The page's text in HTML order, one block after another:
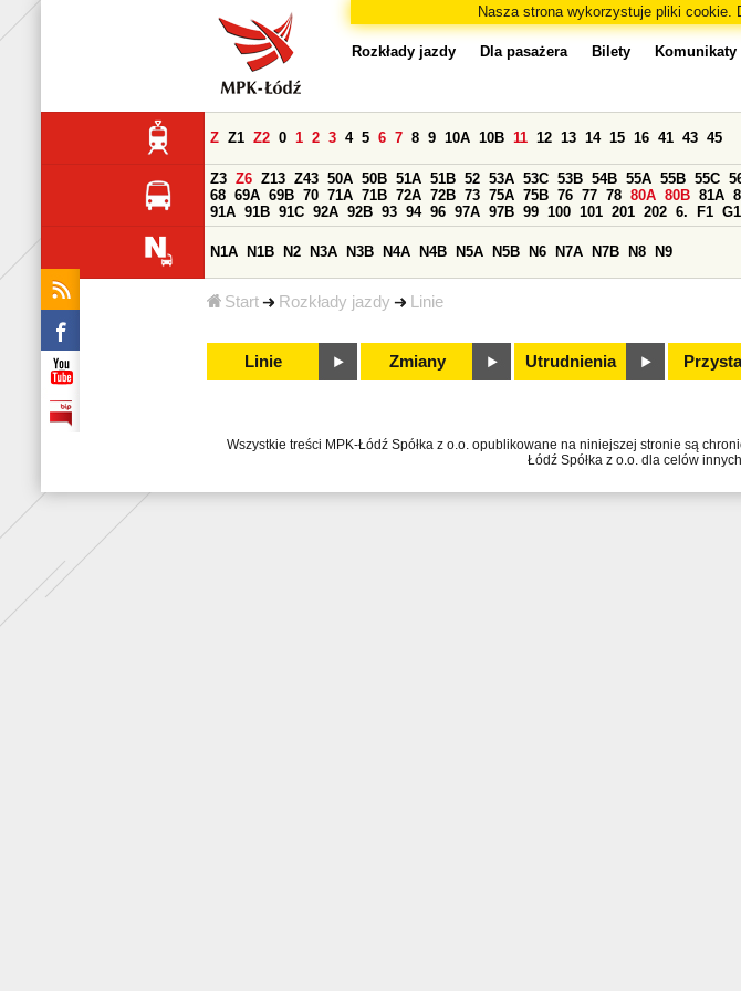
Nasza strona wykorzystuje pliki cookie.
Start Rozkłady jazdy Linie
Rozkłady jazdy Dla pasażera Bilety Komunikaty
Z Z1 Z2 0 1 2 3 4 5 6 7 8 9 10A 10B 11 12 13 14 15 16 41 43 45
Z3 Z6 Z13 Z43 50A 50B 51A 51B 52 53A 53C 53B 54B 55A 55B 55C
68 69A 69B 70 71A 71B 72A 72B 73 75A 75B 76 77 78 80A 80B 81A
91A 91B 91C 92A 92B 93 94 96 97A 97B 99 100 101 201 202 6. F1 G1
N1A N1B N2 N3A N3B N4A N4B N5A N5B N6 N7A N7B N8 N9
Linie Zmiany Utrudnienia
Wszystkie treści MPK-Łódź Spółka z o.o. opublikowane na niniejszej stronie są
Łódź Spółka z o.o. dla celów